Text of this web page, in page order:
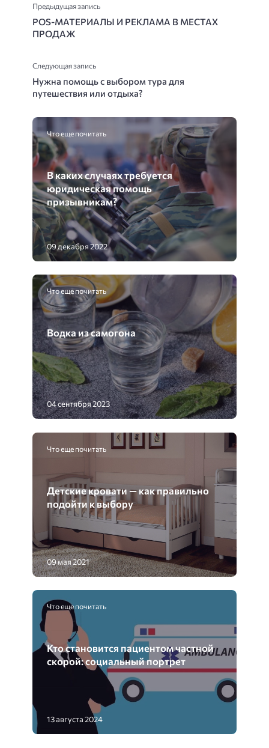
Предыдущая запись
POS-МАТЕРИАЛЫ И РЕКЛАМА В МЕСТАХ
ПРОДАЖ
Следующая запись
Нужна помощь с выбором тура для
путешествия или отдыха?
Что еще почитать
В каких случаях требуется
юридическая помощь
призывникам?
09 декабря 2022
Что еще почитать
Водка из самогона
04 сентября 2023
Что еще почитать
Детские кровати — как правильно
подойти к выбору
09 мая 2021
Что еще почитать
Кто становится пациентом частной
скорой: социальный портрет
13 августа 2024